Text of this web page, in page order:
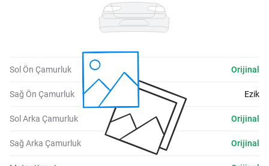
Sol Ön Çamurluk Orijinal
Sağ Ön Çamurluk Ezik
Sol Arka Çamurluk Orijinal
Sağ Arka Çamurluk Orijinal